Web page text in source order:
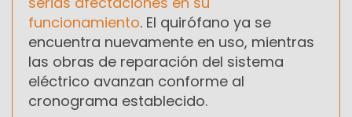
funcionamiento. El quirófano ya se
encuentra nuevamente en uso, mientras
las obras de reparación del sistema
eléctrico avanzan conforme al
cronograma establecido.